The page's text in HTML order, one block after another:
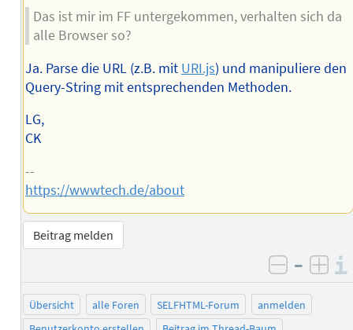
Das ist mir im FF untergekommen, verhalten sich da
alle Browser so?
Ja. Parse die URL (z.B. mit URI.js) und manipuliere den
Query-String mit entsprechenden Methoden.
LG,
CK
--
https://wwwtech.de/about
Beitrag melden
negativ
–
Übersicht alle Foren SELFHTML-Forum
anmelden